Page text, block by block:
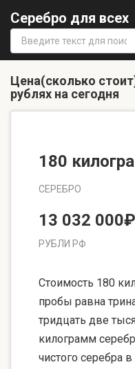
Серебро для всех
Поиск:
Цена(сколько
рублях на сегодня
180
СЕРЕБРО
13 032 000₽
РУБЛИ РФ
Стоимость 180
пробы равна
тридцать две
килограмм
чистого серебра